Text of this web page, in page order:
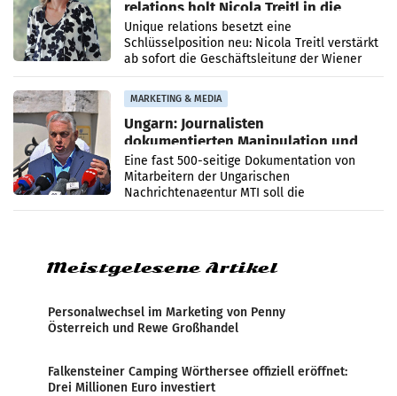
relations holt Nicola Treitl in die
Geschäftsleitung
Unique relations besetzt eine
Schlüsselposition neu: Nicola Treitl verstärkt
ab sofort die Geschäftsleitung der Wiener
PR-Agentur an der Seite von Josef Kalina und
Anna Kalina-Mahr.
MARKETING & MEDIA
Ungarn: Journalisten
dokumentierten Manipulation und
Zensur
Eine fast 500-seitige Dokumentation von
Mitarbeitern der Ungarischen
Nachrichtenagentur MTI soll die
systematische Nachrichten-Manipulation und
Meistgelesene Artikel
Personalwechsel im Marketing von Penny
Österreich und Rewe Großhandel
Falkensteiner Camping Wörthersee offiziell eröffnet:
Drei Millionen Euro investiert